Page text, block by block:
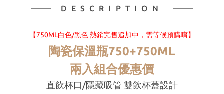
DESCRIPTION
【750ML白色/黑色 熱銷完售追加中，需等候預購唷】
陶瓷保溫瓶750+750ML
兩入組合優惠價
直飲杯口/隱藏吸管 雙飲杯蓋設計